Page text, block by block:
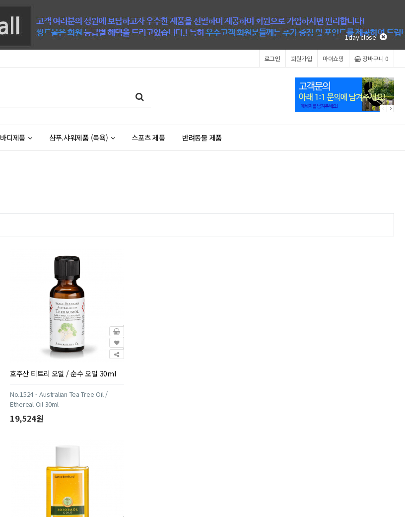
1day close
장바구니 0
마이쇼핑
회원가입
로그인
바디제품 샴푸.샤워제품 (목욕) 스포츠 제품 반려동물 제품
호주산 티트리 오일 / 순수 오일 30ml
No.1524 - Australian Tea Tree Oil /
Ethereal Oil 30ml
19,524원